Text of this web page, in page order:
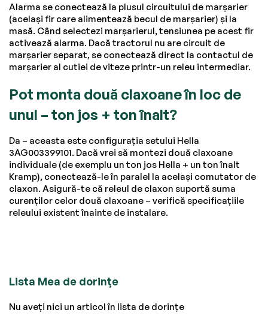
Alarma se conectează la plusul circuitului de marșarier
(același fir care alimentează becul de marșarier) și la
masă. Când selectezi marșarierul, tensiunea pe acest fir
activează alarma. Dacă tractorul nu are circuit de
marșarier separat, se conectează direct la contactul de
marșarier al cutiei de viteze printr-un releu intermediar.
Pot monta două claxoane în loc de
unul – ton jos + ton înalt?
Da – aceasta este configurația setului Hella
3AG003399101. Dacă vrei să montezi două claxoane
individuale (de exemplu un ton jos Hella + un ton înalt
Kramp), conectează-le în paralel la același comutator de
claxon. Asigură-te că releul de claxon suportă suma
curenților celor două claxoane – verifică specificațiile
releului existent înainte de instalare.
Lista Mea de dorințe
Nu aveți nici un articol în lista de dorințe